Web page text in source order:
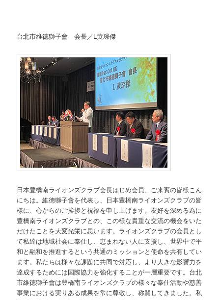
台北市維德獅子會 会長／L黄琮傑
日本豊橋南ライオンズクラブ会長はじめ会員、ご来賓の皆様こん
にちは。維德獅子會を代表し、日本豊橋南ライオンズクラブの皆
様に、心からのご挨拶と祝福を申し上げます。友好を深める為に
豊橋南ライオンズクラブとの、この様な貴重な交流の機会をいた
だけたことを大変光栄に思います。ライオンズクラブの会員とし
て私達は地域社会に奉仕し、恵まれない人に支援し、世界中で平
和と融和を推進するという共通のミッションと使命を共有してい
ます。私たちは様々な課題に共同で対応し、より大きな影響力を
達成するためには国際協力を強化することが一層重要です。台北
市維德獅子會は豊橋南ライオンズクラブの様々な奉仕活動や慈善
事業における実りある成果を常に尊敬し、称賛してきました。私